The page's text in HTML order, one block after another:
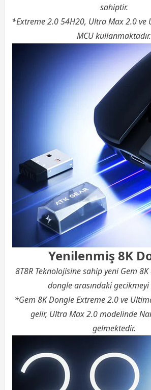
sahiptir.
*Extreme 2.0 54H20, Ultra Max 2.0 ve
MCU kullanmaktadır.
Yenilenmiş 8K
8T8R Teknolojisine sahip yeni Gem
dongle arasındaki
*Gem 8K Dongle Extreme 2.0 ve
gelir, Ultra Max 2.0 modelinde
gelmektedir.